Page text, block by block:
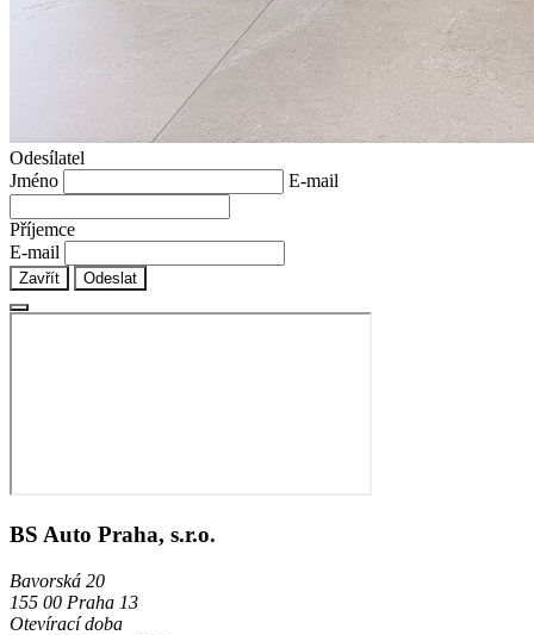
Odesílatel
Jméno
E-mail
Příjemce
E-mail
Zavřít Odeslat
BS Auto Praha, s.r.o.
Bavorská 20
155 00 Praha 13
Otevírací doba